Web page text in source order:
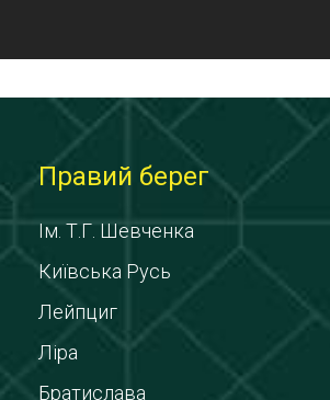
Правий берег
Ім. Т.Г. Шевченка
Київська Русь
Лейпциг
Ліра
Братислава